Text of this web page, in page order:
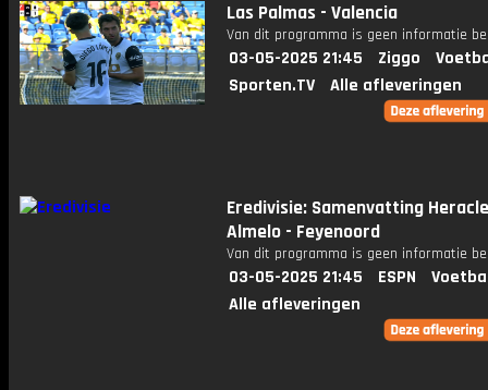
Las Palmas - Valencia
Van dit programma is geen informatie
03-05-2025 21:45 Ziggo
Sporten.TV
Alle afleveringen
Eredivisie: Samenvatting
Almelo - Feyenoord
Van dit programma is geen informatie
03-05-2025 21:45 ESPN
Alle afleveringen